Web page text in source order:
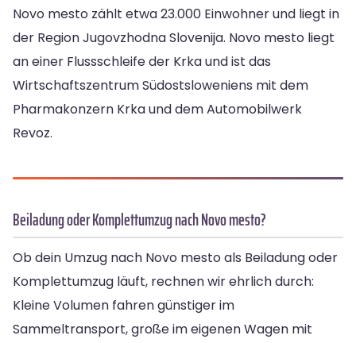
Novo mesto zählt etwa 23.000 Einwohner und liegt in
der Region Jugovzhodna Slovenija. Novo mesto liegt
an einer Flussschleife der Krka und ist das
Wirtschaftszentrum Südostsloweniens mit dem
Pharmakonzern Krka und dem Automobilwerk
Revoz.
Beiladung oder Komplettumzug nach Novo mesto?
Ob dein Umzug nach Novo mesto als Beiladung oder
Komplettumzug läuft, rechnen wir ehrlich durch:
Kleine Volumen fahren günstiger im
Sammeltransport, große im eigenen Wagen mit